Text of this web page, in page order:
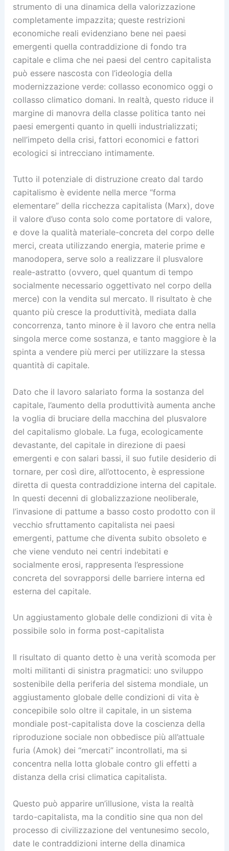
strumento di una dinamica della valorizzazione
completamente impazzita; queste restrizioni
economiche reali evidenziano bene nei paesi
emergenti quella contraddizione di fondo tra
capitale e clima che nei paesi del centro capitalista
può essere nascosta con l’ideologia della
modernizzazione verde: collasso economico oggi o
collasso climatico domani. In realtà, questo riduce il
margine di manovra della classe politica tanto nei
paesi emergenti quanto in quelli industrializzati;
nell’impeto della crisi, fattori economici e fattori
ecologici si intrecciano intimamente.
Tutto il potenziale di distruzione creato dal tardo
capitalismo è evidente nella merce “forma
elementare” della ricchezza capitalista (Marx), dove
il valore d’uso conta solo come portatore di valore,
e dove la qualità materiale-concreta del corpo delle
merci, creata utilizzando energia, materie prime e
manodopera, serve solo a realizzare il plusvalore
reale-astratto (ovvero, quel quantum di tempo
socialmente necessario oggettivato nel corpo della
merce) con la vendita sul mercato. Il risultato è che
quanto più cresce la produttività, mediata dalla
concorrenza, tanto minore è il lavoro che entra nella
singola merce come sostanza, e tanto maggiore è la
spinta a vendere più merci per utilizzare la stessa
quantità di capitale.
Dato che il lavoro salariato forma la sostanza del
capitale, l’aumento della produttività aumenta anche
la voglia di bruciare della macchina del plusvalore
del capitalismo globale. La fuga, ecologicamente
devastante, del capitale in direzione di paesi
emergenti e con salari bassi, il suo futile desiderio di
tornare, per così dire, all’ottocento, è espressione
diretta di questa contraddizione interna del capitale.
In questi decenni di globalizzazione neoliberale,
l’invasione di pattume a basso costo prodotto con il
vecchio sfruttamento capitalista nei paesi
emergenti, pattume che diventa subito obsoleto e
che viene venduto nei centri indebitati e
socialmente erosi, rappresenta l’espressione
concreta del sovrapporsi delle barriere interna ed
esterna del capitale.
Un aggiustamento globale delle condizioni di vita è
possibile solo in forma post-capitalista
Il risultato di quanto detto è una verità scomoda per
molti militanti di sinistra pragmatici: uno sviluppo
sostenibile della periferia del sistema mondiale, un
aggiustamento globale delle condizioni di vita è
concepibile solo oltre il capitale, in un sistema
mondiale post-capitalista dove la coscienza della
riproduzione sociale non obbedisce più all’attuale
furia (Amok) dei “mercati” incontrollati, ma si
concentra nella lotta globale contro gli effetti a
distanza della crisi climatica capitalista.
Questo può apparire un’illusione, vista la realtà
tardo-capitalista, ma la conditio sine qua non del
processo di civilizzazione del ventunesimo secolo,
date le contraddizioni interne della dinamica